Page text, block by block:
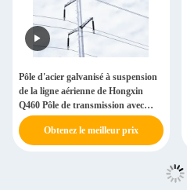
Pôle d'acier galvanisé à suspension
de la ligne aérienne de Hongxin
Q460 Pôle de transmission avec
bras croisés
Obtenez le meilleur prix